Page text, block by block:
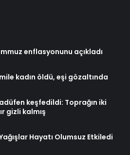
enflasyonunu açıkladı
kadın öldü, eşi gözaltında
keşfedildi: Toprağın iki
gizli kalmış
Hayatı Olumsuz Etkiledi